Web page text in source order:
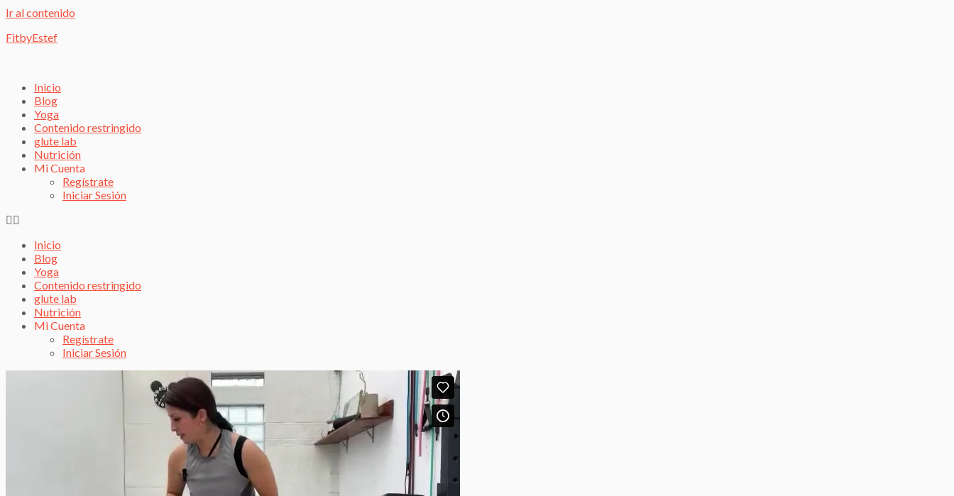
Ir al contenido
FitbyEstef
Inicio
Blog
Yoga
Contenido restringido
glute lab
Nutrición
Mi Cuenta
Regístrate
Iniciar Sesión
Inicio
Blog
Yoga
Contenido restringido
glute lab
Nutrición
Mi Cuenta
Regístrate
Iniciar Sesión